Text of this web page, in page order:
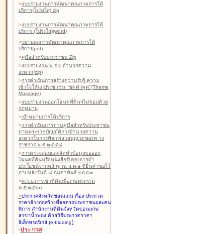
>แบบรายงานการพัฒนาคุณภาพการให้
บริการ(โปร่งใส).zip
>แบบรายงานการพัฒนาคุณภาพการให้
บริการ (โปร่งใส)(word)
>ขยายผลการพัฒนาคุณภาพการให้
บริการ(pdf)
>คู่มือสำหรับประชาชน Zip
>แบบรายงาน พ.ร.บ.อำนวยความ
สะดวก(zip)
>การดำเนินการสร้างความรับรู้ ความ
เข้าใจให้แก่ประชาชน "ชุดคำพูด"(Theme
Massage)
>แบบรายงานออกโฉนดที่ดินฯไม่ชอบด้วย
กฎหมาย
>เป้าหมายการให้บริการ
>การดำเนินการตามคู่มือสำหรับประชาชน
ตามพระราชบัญญัติการอำนวยความ
สะดวกในการพิจารณาอนุญาตของท าง
ราชการ พ.ศ.๒๕๕๘
>การตรวจสอบและจัดทำข้อมูลขอออก
โฉนดที่ดินหรือหนังสือรับรองการทำ
ประโยชน์จากหลักฐาน ส.ค.๑ ที่ยื่นคำขอไว้
ภายหลังวันที่ ๘ กุมภาพันธ์ ๒๕๕๓
>พ.ร.บ.การเช่าที่ดินเพื่อเกษตรกรรม
พ.ศ.๒๕๒๔
>ประกาศจังหวัดขอนแก่น เรื่อง ประกวด
ราคาจ้างก่อสร้างที่จอดรถประชาชนและคน
พิการ สำนักงานที่ดินจังหวัดขอนแก่น
สาขาน้ำพอง ด้วยวิธีประกวดราคา
อิเล็กทรอนิกส์ (e-bidding)
-ประกาศ